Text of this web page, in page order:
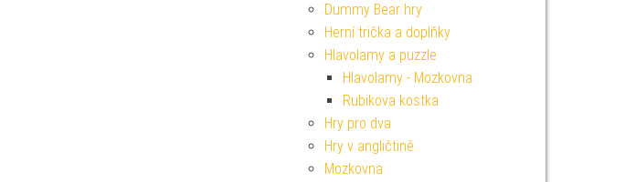
Dummy Bear hry
Herní trička a doplňky
Hlavolamy a puzzle
Hlavolamy - Mozkovna
Rubikova kostka
Hry pro dva
Hry v angličtině
Mozkovna